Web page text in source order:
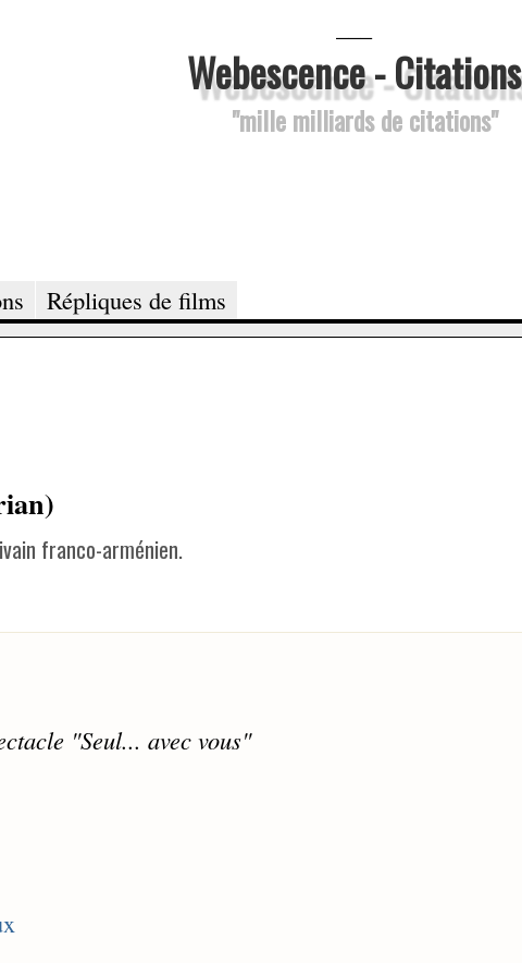
Webescence - Citations
"mille milliards de citations"
Répliques de films
franco-arménien.
"Seul... avec vous"